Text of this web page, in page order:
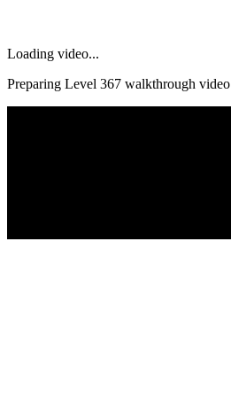
Loading video...
Preparing Level 367 walkthrough video